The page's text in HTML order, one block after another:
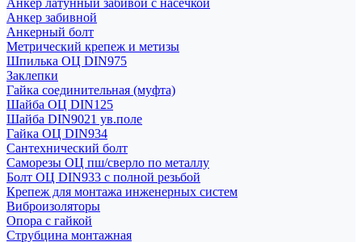
Анкер латунный забивой с насечкой
Анкер забивной
Анкерный болт
Метрический крепеж и метизы
Шпилька ОЦ DIN975
Заклепки
Гайка соединительная (муфта)
Шайба ОЦ DIN125
Шайба DIN9021 ув.поле
Гайка ОЦ DIN934
Сантехнический болт
Саморезы ОЦ пш/сверло по металлу
Болт ОЦ DIN933 с полной резьбой
Крепеж для монтажа инженерных систем
Виброизоляторы
Опора с гайкой
Струбцина монтажная